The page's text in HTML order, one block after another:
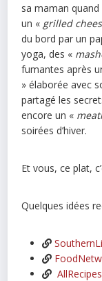
sa maman
un « grilled
du bord par un
yoga, des «
fumantes après
» élaborée avec
partagé les
encore un «
soirées d’hiver.
Et vous, ce plat,
Quelques idées